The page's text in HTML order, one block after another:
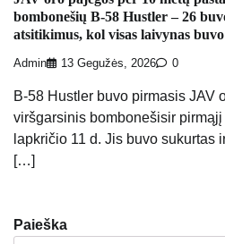
bombonešių B-58 Hustler – 26
atsitikimus, kol visas laivynas
Admin 13 Gegužės, 2026 0
B-58 Hustler buvo pirmasis JAV
viršgarsinis bombonešisir
lapkričio 11 d. Jis buvo sukurtas
[…]
Paieška